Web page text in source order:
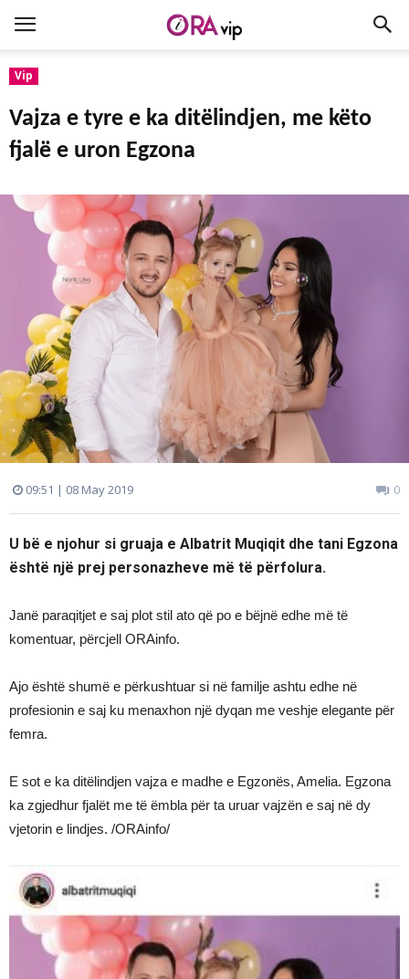
Vip
Vajza e tyre e ka ditëlindjen, me këto
fjalë e uron Egzona
09:51 | 08 May 2019 0
U bë e njohur si gruaja e Albatrit Muqiqit dhe tani Egzona
është një prej personazheve më të përfolura.
Janë paraqitjet e saj plot stil ato që po e bëjnë edhe më të
komentuar, përcjell ORAinfo.
Ajo është shumë e përkushtuar si në familje ashtu edhe në
profesionin e saj ku menaxhon një dyqan me veshje elegante për
femra.
E sot e ka ditëlindjen vajza e madhe e Egzonës, Amelia. Egzona
ka zgjedhur fjalët me të ëmbla për ta uruar vajzën e saj në dy
vjetorin e lindjes. /ORAinfo/